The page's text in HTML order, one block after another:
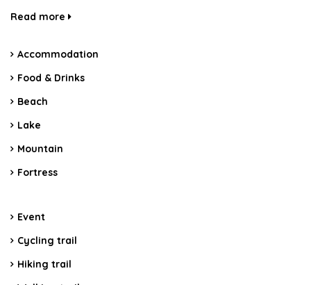
Read more
Accommodation
Food & Drinks
Beach
Lake
Mountain
Fortress
Event
Cycling trail
Hiking trail